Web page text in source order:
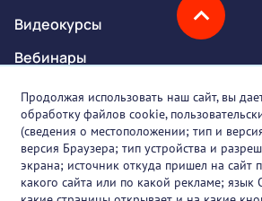
Видеокурсы
Вебинары
Онлайн-события
Партнеры
О проекте
Вакансии
Продолжая использовать наш сайт, вы
обработку файлов cookie,
(сведения о местоположении; тип и
версия Браузера; тип устройства и
экрана; источник откуда пришел на сайт
какого сайта или по какой рекламе; язык